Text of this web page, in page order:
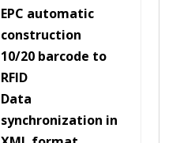
EPC automatic
construction
10/20 barcode to
RFID
Data
synchronization in